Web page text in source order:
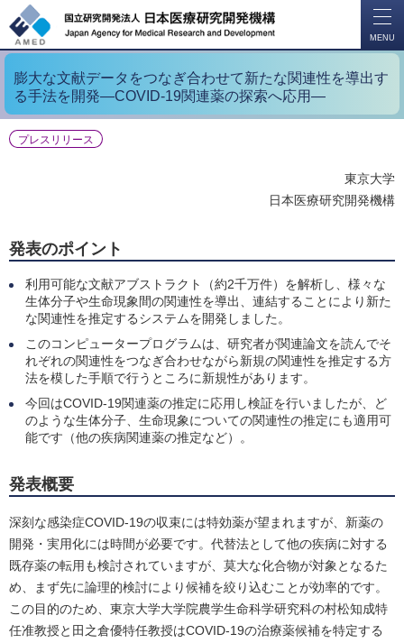
MENU
膨大な文献データをつなぎ合わせて新たな関連性を導出す
る手法を開発―COVID-19関連薬の探索へ応用―
プレスリリース
東京大学
日本医療研究開発機構
発表のポイント
利用可能な文献アブストラクト（約2千万件）を解析し、様々な
生体分子や生命現象間の関連性を導出、連結することにより新た
な関連性を推定するシステムを開発しました。
このコンピュータープログラムは、研究者が関連論文を読んでそ
れぞれの関連性をつなぎ合わせながら新規の関連性を推定する方
法を模した手順で行うところに新規性があります。
今回はCOVID-19関連薬の推定に応用し検証を行いましたが、ど
のような生体分子、生命現象についての関連性の推定にも適用可
能です（他の疾病関連薬の推定など）。
発表概要
深刻な感染症COVID-19の収束には特効薬が望まれますが、新薬の
開発・実用化には時間が必要です。代替法として他の疾病に対する
既存薬の転用も検討されていますが、莫大な化合物が対象となるた
め、まず先に論理的検討により候補を絞り込むことが効率的です。
この目的のため、東京大学大学院農学生命科学研究科の村松知成特
任准教授と田之倉優特任教授はCOVID-19の治療薬候補を特定する